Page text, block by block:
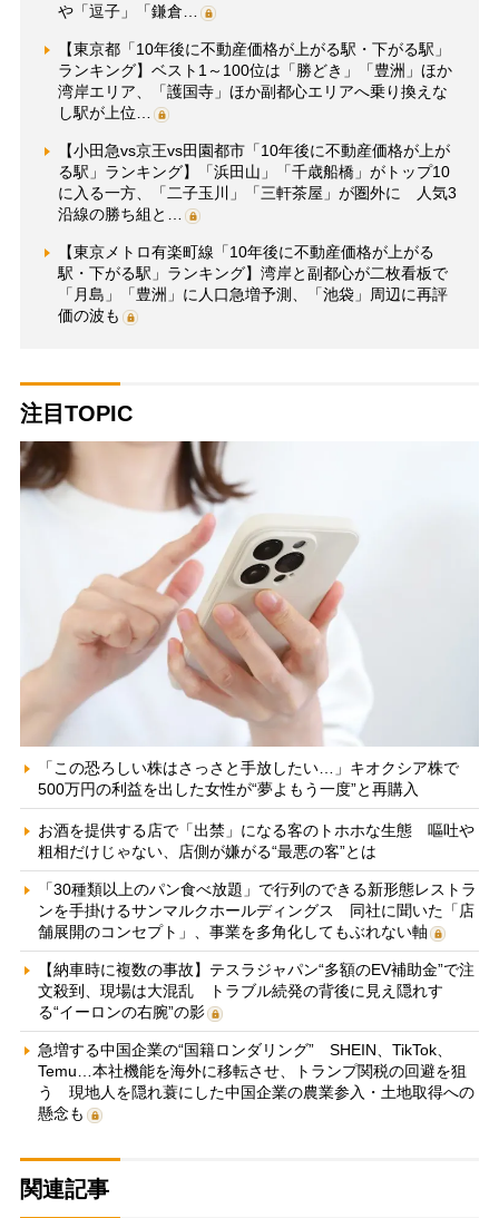
や「逗子」「鎌倉…
【東京都「10年後に不動産価格が上がる駅・下がる駅」
ランキング】ベスト1～100位は「勝どき」「豊洲」ほか
湾岸エリア、「護国寺」ほか副都心エリアへ乗り換えな
し駅が上位…
【小田急vs京王vs田園都市「10年後に不動産価格が上が
る駅」ランキング】「浜田山」「千歳船橋」がトップ10
に入る一方、「二子玉川」「三軒茶屋」が圏外に 人気3
沿線の勝ち組と…
【東京メトロ有楽町線「10年後に不動産価格が上がる
駅・下がる駅」ランキング】湾岸と副都心が二枚看板で
「月島」「豊洲」に人口急増予測、「池袋」周辺に再評
価の波も
注目TOPIC
「この恐ろしい株はさっさと手放したい…」キオクシア株で
500万円の利益を出した女性が“夢よもう一度”と再購入
お酒を提供する店で「出禁」になる客のトホホな生態 嘔吐や
粗相だけじゃない、店側が嫌がる“最悪の客”とは
「30種類以上のパン食べ放題」で行列のできる新形態レストラ
ンを手掛けるサンマルクホールディングス 同社に聞いた「店
舗展開のコンセプト」、事業を多角化してもぶれない軸
【納車時に複数の事故】テスラジャパン“多額のEV補助金”で注
文殺到、現場は大混乱 トラブル続発の背後に見え隠れす
る“イーロンの右腕”の影
急増する中国企業の“国籍ロンダリング” SHEIN、TikTok、
Temu…本社機能を海外に移転させ、トランプ関税の回避を狙
う 現地人を隠れ蓑にした中国企業の農業参入・土地取得への
懸念も
関連記事